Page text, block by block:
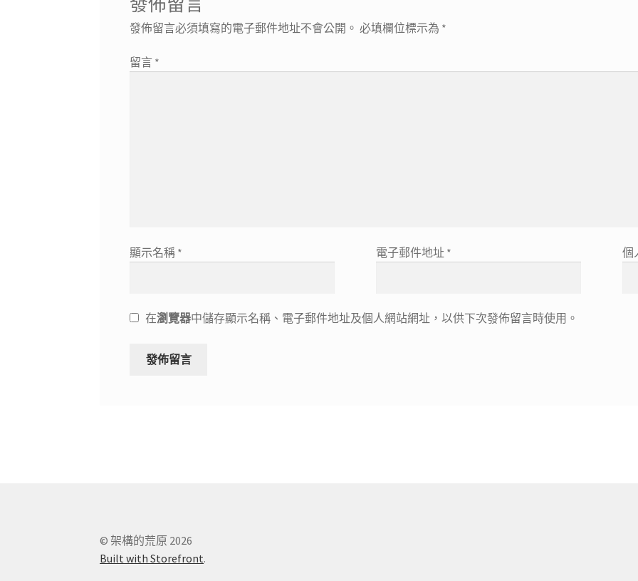
發佈留言必須填寫的電子郵件地址不會公開。 必填欄位標示為 *
留言 *
顯示名稱 * 電子郵件地址 * 個
在瀏覽器中儲存顯示名稱、電子郵件地址及個人網站網址，以供下次發佈留言時使用。
© 架構的荒原 2026
Built with Storefront.